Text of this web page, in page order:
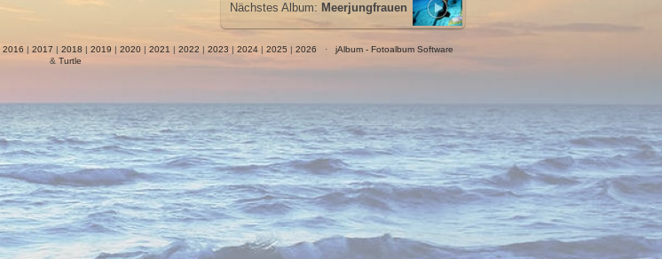
Nächstes Album: Meerjungfrauen
2016 | 2017 | 2018 | 2019 | 2020| 2021 | 2022 | 2023 | 2024| 2025 | 2026 · jAlbum - Fotoalbum Software
& Turtle